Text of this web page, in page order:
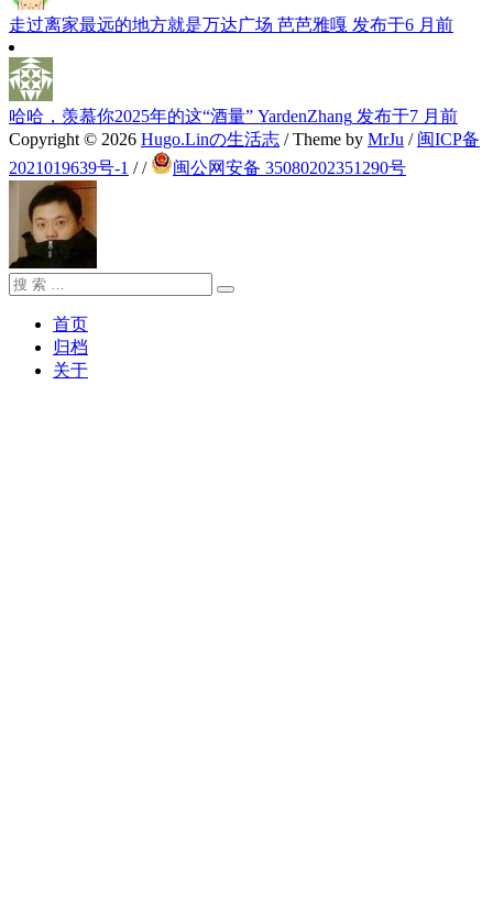
走过离家最远的地方就是万达广场 芭芭雅嘎 发布于6 月前
哈哈，羡慕你2025年的这“酒量” YardenZhang 发布于7 月前
Copyright © 2026 Hugo.Linの生活志 / Theme by MrJu / 闽ICP备
2021019639号-1 // 闽公网安备 35080202351290号
搜
搜
首页
归档
关于